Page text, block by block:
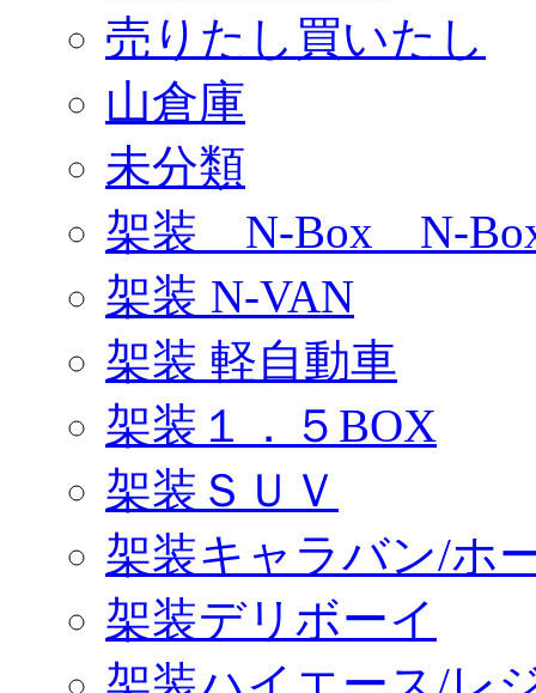
売りたし買いたし
山倉庫
未分類
架装 N-Box N-
架装 N-VAN
架装 軽自動車
架装１．５BOX
架装ＳＵＶ
架装キャラバン/ホ
架装デリボーイ